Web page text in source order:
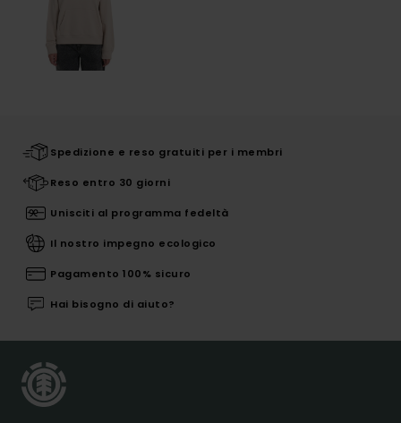
Spedizione e reso gratuiti per i membri
Reso entro 30 giorni
Unisciti al programma fedeltà
Il nostro impegno ecologico
Pagamento 100% sicuro
Hai bisogno di aiuto?